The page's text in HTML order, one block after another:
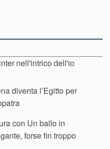
nell'intrico dell'io
diventa l’Egitto per
con Un ballo in
forse fin troppo